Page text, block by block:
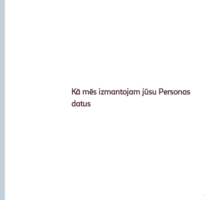
Kā mēs izmantojam jūsu Personas
datus